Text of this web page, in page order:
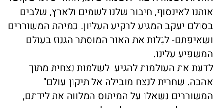
אותנו לאינסוף, חיבור שלנו לשמים ולארץ, שלבים
בסולם יעקב המגיע לרקיע העליון. כמיהת המשוררים
ושאיפתם- לגַלות את האור המוסתר הגנוז בעולם
המשפיע עלינו.
לדעת את העולמות להגיע לשלמות נצחית מתוך
אהבה. שחרית לנצח מובילה אל תיקון עולם"
המשוררים נשאלו על המיתוס המלווה את לידתם,